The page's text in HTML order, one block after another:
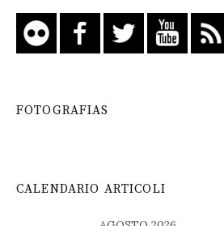
FOTOGRAFIAS
CALENDARIO ARTICOLI